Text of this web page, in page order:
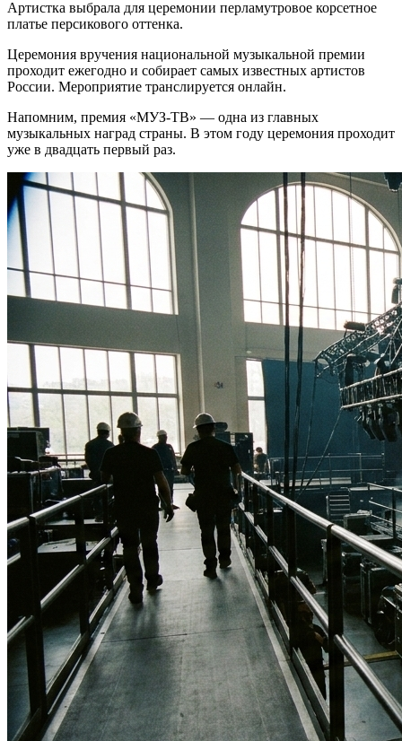
Артистка выбрала для церемонии перламутровое корсетное
платье персикового оттенка.
Церемония вручения национальной музыкальной премии
проходит ежегодно и собирает самых известных артистов
России. Мероприятие транслируется онлайн.
Напомним, премия «МУЗ-ТВ» — одна из главных
музыкальных наград страны. В этом году церемония проходит
уже в двадцать первый раз.